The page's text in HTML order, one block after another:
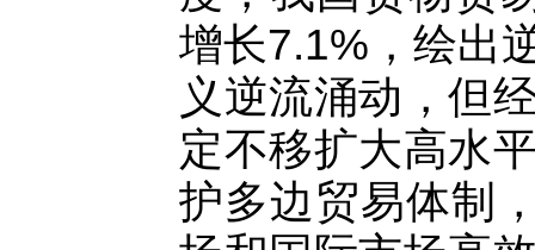
增长7.1%，绘出
义逆流涌动，但
定不移扩大高水
护多边贸易体制